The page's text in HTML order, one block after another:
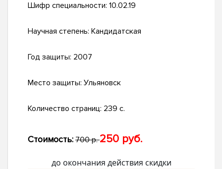
Шифр специальности: 10.02.19
Научная степень: Кандидатская
Год защиты: 2007
Место защиты: Ульяновск
Количество страниц: 239 с.
Стоимость: 700 р.250 руб.
до окончания действия скидки